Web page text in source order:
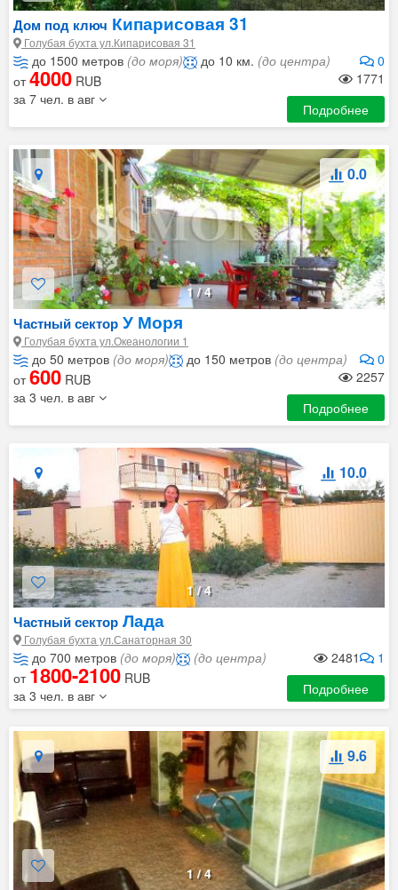
Дом под ключ Кипарисовая 31
Голубая бухта ул.Кипарисовая 31
до 1500 метров (до моря) 0
до 10 км. (до центра)
1771
от4000 RUB
за 7 чел. в авг
Подробнее
1/4
0.0
Частный сектор У Моря
Голубая бухта ул.Океанологии 1
до 50 метров (до моря) 0
до 150 метров (до центра)
2257
от600 RUB
за 3 чел. в авг
Подробнее
1/4
10.0
Частный сектор Лада
Голубая бухта ул.Санаторная 30
до 700 метров (до моря) 1
(до центра)
2481
от 1800-2100 RUB
за 3 чел. в авг
Подробнее
1/4
9.6